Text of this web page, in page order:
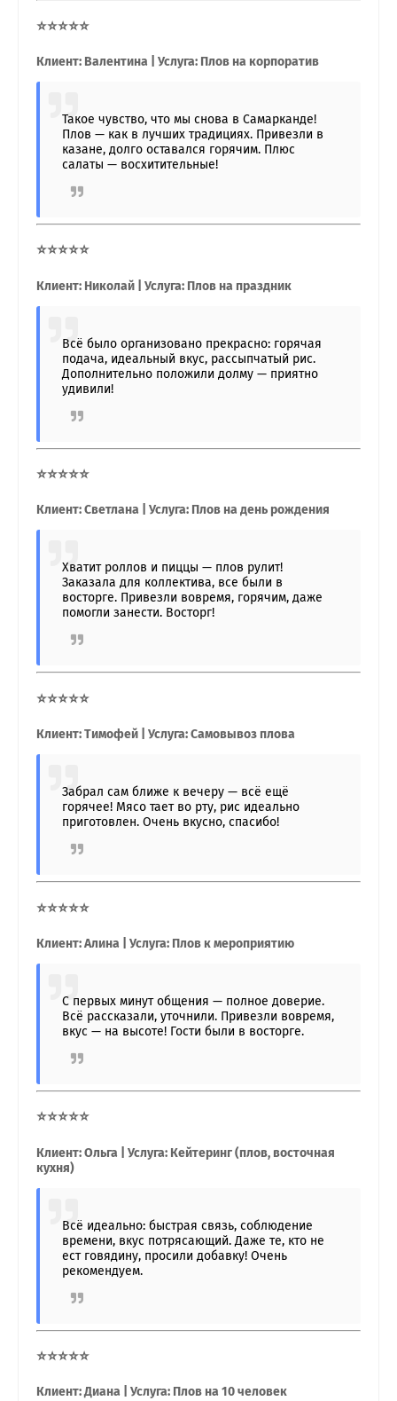
⭐⭐⭐⭐⭐
Клиент: Валентина | Услуга: Плов на корпоратив
Такое чувство, что мы снова в Самарканде!
Плов — как в лучших традициях. Привезли в
казане, долго оставался горячим. Плюс
салаты — восхитительные!
⭐⭐⭐⭐⭐
Клиент: Николай | Услуга: Плов на праздник
Всё было организовано прекрасно: горячая
подача, идеальный вкус, рассыпчатый рис.
Дополнительно положили долму — приятно
удивили!
⭐⭐⭐⭐⭐
Клиент: Светлана | Услуга: Плов на день рождения
Хватит роллов и пиццы — плов рулит!
Заказала для коллектива, все были в
восторге. Привезли вовремя, горячим, даже
помогли занести. Восторг!
⭐⭐⭐⭐⭐
Клиент: Тимофей | Услуга: Самовывоз плова
Забрал сам ближе к вечеру — всё ещё
горячее! Мясо тает во рту, рис идеально
приготовлен. Очень вкусно, спасибо!
⭐⭐⭐⭐⭐
Клиент: Алина | Услуга: Плов к мероприятию
С первых минут общения — полное доверие.
Всё рассказали, уточнили. Привезли вовремя,
вкус — на высоте! Гости были в восторге.
⭐⭐⭐⭐⭐
Клиент: Ольга | Услуга: Кейтеринг (плов, восточная
кухня)
Всё идеально: быстрая связь, соблюдение
времени, вкус потрясающий. Даже те, кто не
ест говядину, просили добавку! Очень
рекомендуем.
⭐⭐⭐⭐⭐
Клиент: Диана | Услуга: Плов на 10 человек